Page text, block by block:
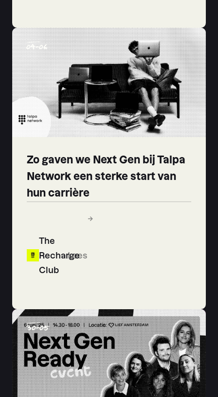
Zo gaven we Next Gen bij Talpa
Network een sterke start van
hun carrière
The
Recharge
Club
Lees
04-06
30-05